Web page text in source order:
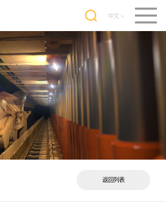
中文
返回列表